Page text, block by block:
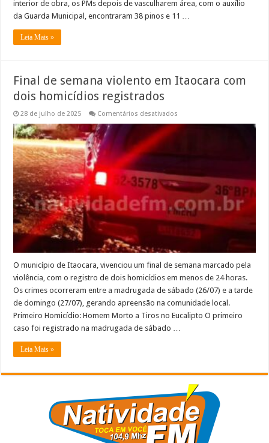
interior de obra, os PMs depois de vasculharem área, com o auxílio
da Guarda Municipal, encontraram 38 pinos e 11 …
Leia Mais »
Final de semana violento em Itaocara com
dois homicídios registrados
28 de julho de 2025 Comentários desativados
de
dois
homicídios
registrados
O município de Itaocara, vivenciou um final de semana marcado pela
violência, com o registro de dois homicídios em menos de 24 horas.
Os crimes ocorreram entre a madrugada de sábado (26/07) e a tarde
de domingo (27/07), gerando apreensão na comunidade local.
Primeiro Homicídio: Homem Morto a Tiros no Eucalipto O primeiro
caso foi registrado na madrugada de sábado …
Leia Mais »